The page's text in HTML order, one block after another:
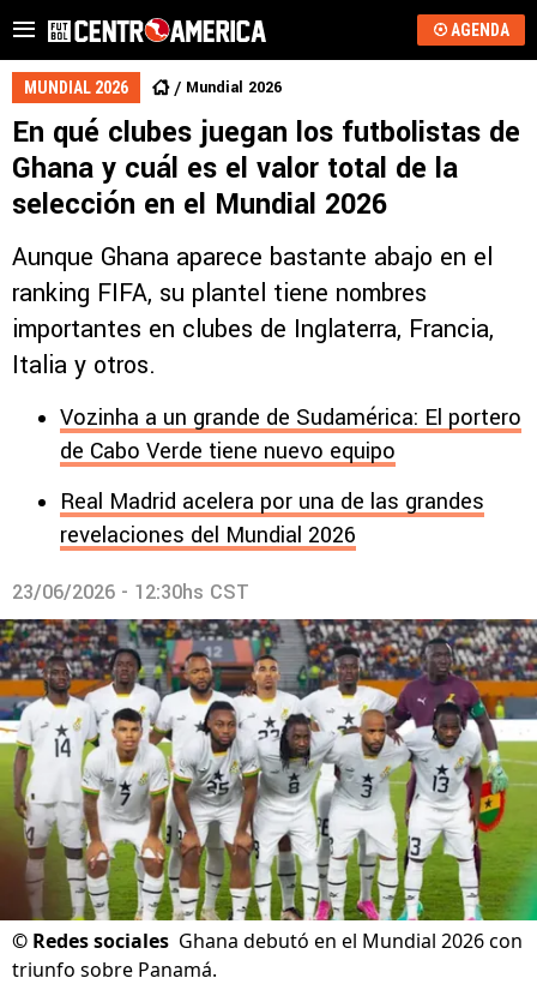
AGENDA
MUNDIAL 2026 Mundial 2026
En qué clubes juegan los futbolistas de
Ghana y cuál es el valor total de la
selección en el Mundial 2026
Aunque Ghana aparece bastante abajo en el
ranking FIFA, su plantel tiene nombres
importantes en clubes de Inglaterra, Francia,
Italia y otros.
Vozinha a un grande de Sudamérica: El portero
de Cabo Verde tiene nuevo equipo
Real Madrid acelera por una de las grandes
revelaciones del Mundial 2026
23/06/2026 - 12:30hs CST
© Redes sociales Ghana debutó en el Mundial 2026 con
triunfo sobre Panamá.